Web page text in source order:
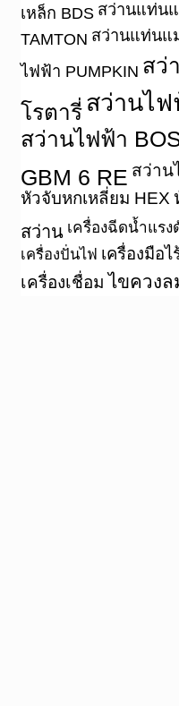
เหล็ก BDS สว่านแท่น
TAMTON สว่านแท่นแ
ไฟฟ้า PUMPKIN สว่
โรตารี่ สว่านไฟ
สว่านไฟฟ้า
GBM 6 RE สว่าน
หัวจับหกเหลี่ยม HEX
สว่าน เครื่องฉีดน้ำแรง
เครื่องปั่นไฟ เครื่องมือไ
เครื่องเชื่อม ไขควงล